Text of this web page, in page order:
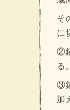
そ
に
②
る。
③
加